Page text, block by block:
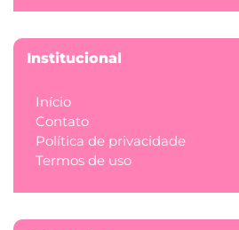
Institucional
Início
Contato
Política de privacidade
Termos de uso